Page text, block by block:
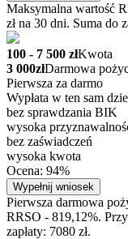
Maksymalna wartość
zł na 30 dni. Suma do
100 - 7 500 złKwota
3 000złDarmowa
Pierwsza za darmo
Wypłata w ten sam
bez sprawdzania BIK
wysoka
bez zaświadczeń
wysoka kwota
Ocena: 94%
Wypełnij wniosek
Pierwsza darmowa
RRSO - 819,12%.
zapłaty: 7080 zł.